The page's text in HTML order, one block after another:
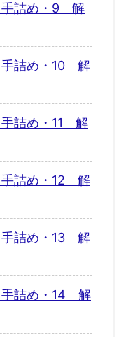
手詰め・9 解
詰め・10 解
詰め・11 解
詰め・12 解
詰め・13 解
詰め・14 解